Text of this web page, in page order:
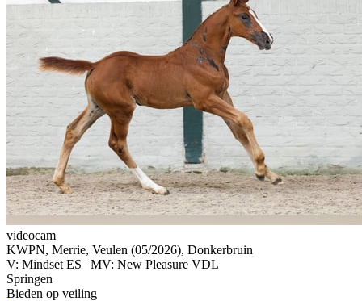
videocam
KWPN, Merrie, Veulen (05/2026), Donkerbruin
V: Mindset ES | MV: New Pleasure VDL
Springen
Bieden op veiling